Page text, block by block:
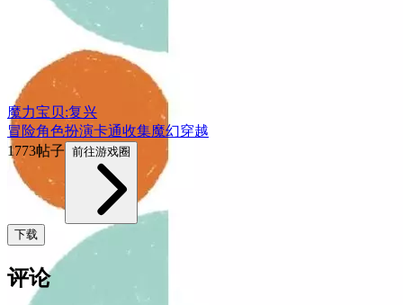
魔力宝贝:复兴
冒险角色扮演卡通收集魔幻穿越
1773帖子 前往游戏圈
下载
评论